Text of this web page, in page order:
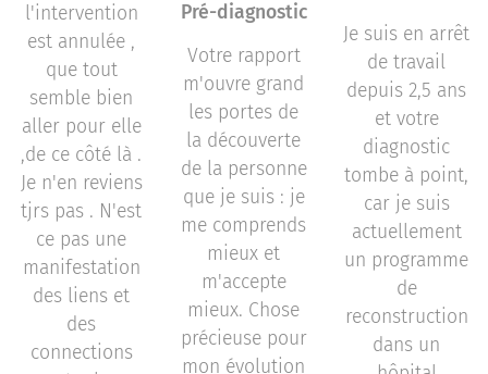
l'intervention
est annulée ,
que tout
semble bien
aller pour elle
,de ce côté là .
Je n'en reviens
tjrs pas . N'est
ce pas une
manifestation
des liens et
des
connections
Pré-diagnostic
Votre rapport
m'ouvre grand
les portes de
la découverte
de la personne
que je suis : je
me comprends
mieux et
m'accepte
mieux. Chose
précieuse pour
mon évolution
Je suis en arrêt
de travail
depuis 2,5 ans
et votre
diagnostic
tombe à point,
car je suis
actuellement
un programme
de
reconstruction
dans un